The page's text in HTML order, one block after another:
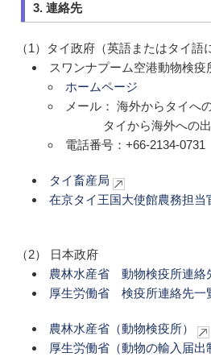
3. 連絡先
（1）タイ政府（英語またはタイ語
スワンナプーム空港動物検疫
ホームページ
メール： 海外からタイへ
タイから海外への出国
電話番号：+66-2134-
タイ畜産局
在京タイ王国大使館農務担当
（2） 日本政府
農林水産省 動物検疫所連絡
厚生労働省 検疫所連絡先一
農林水産省（動物検疫所）
厚生労働省（動物の輸入届出